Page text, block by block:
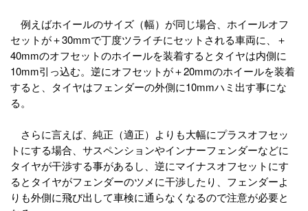
例えばホイールのサイズ（幅）が同じ場合、ホイールオフ
セットが＋30mmで丁度ツライチにセットされる車両に、＋
40mmのオフセットのホイールを装着するとタイヤは内側に
10mm引っ込む。逆にオフセットが＋20mmのホイールを装着
すると、タイヤはフェンダーの外側に10mmハミ出す事にな
る。
さらに言えば、純正（適正）よりも大幅にプラスオフセッ
トにする場合、サスペンションやインナーフェンダーなどに
タイヤが干渉する事があるし、逆にマイナスオフセットにす
るとタイヤがフェンダーのツメに干渉したり、フェンダーよ
りも外側に飛び出して車検に通らなくなるので注意が必要と